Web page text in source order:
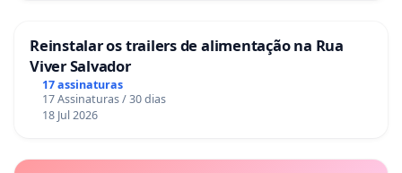
Reinstalar os trailers de alimentação na Rua
Viver Salvador
17 assinaturas
17 Assinaturas / 30 dias
18 Jul 2026